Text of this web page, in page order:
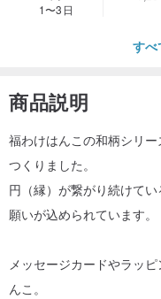
1〜3日
すべ
商品説明
福わけはんこの和柄シリ
つくりました。
円（縁）が繋がり続けて
願いが込められています。
メッセージカードやラッ
んこ。